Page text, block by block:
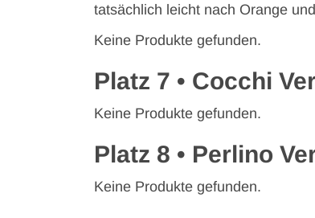
tatsächlich leicht nach Orange
Keine Produkte gefunden.
Platz 7 • Cocchi
Keine Produkte gefunden.
Platz 8 • Perlino
Keine Produkte gefunden.